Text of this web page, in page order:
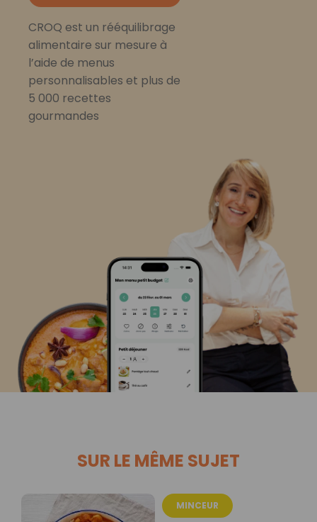
CROQ est un rééquilibrage
alimentaire sur mesure à
l’aide de menus
personnalisables et plus de
5 000 recettes
gourmandes
SUR LE MÊME SUJET
MINCEUR